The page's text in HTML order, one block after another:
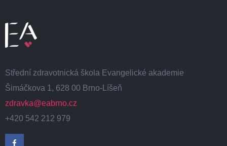
Střední zdravotnická škola Evangelické akademie
Šimáčkova 1, 628 00 Brno-Líšeň
zdravka@eabrno.cz
+420 542 212 979